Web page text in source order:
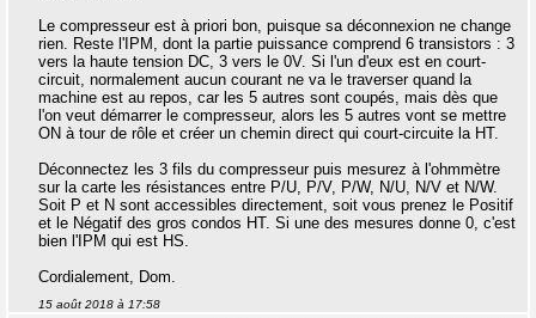
Le compresseur est à priori bon, puisque sa déconnexion ne change
rien. Reste l'IPM, dont la partie puissance comprend 6 transistors : 3
vers la haute tension DC, 3 vers le 0V. Si l'un d'eux est en court-
circuit, normalement aucun courant ne va le traverser quand la
machine est au repos, car les 5 autres sont coupés, mais dès que
l'on veut démarrer le compresseur, alors les 5 autres vont se mettre
ON à tour de rôle et créer un chemin direct qui court-circuite la HT.
Déconnectez les 3 fils du compresseur puis mesurez à l'ohmmètre
sur la carte les résistances entre P/U, P/V, P/W, N/U, N/V et N/W.
Soit P et N sont accessibles directement, soit vous prenez le Positif
et le Négatif des gros condos HT. Si une des mesures donne 0, c'est
bien l'IPM qui est HS.
Cordialement, Dom.
15 août 2018 à 17:58